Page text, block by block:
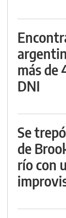
más de
DNI
Se
de
río con